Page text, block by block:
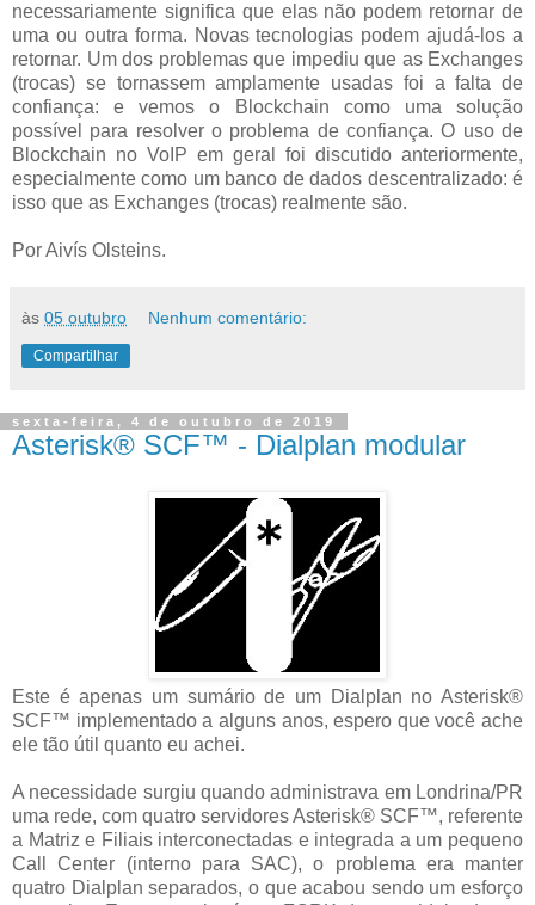
necessariamente significa que elas não podem retornar de
uma ou outra forma. Novas tecnologias podem ajudá-los a
retornar. Um dos problemas que impediu que as Exchanges
(trocas) se tornassem amplamente usadas foi a falta de
confiança: e vemos o Blockchain como uma solução
possível para resolver o problema de confiança. O uso de
Blockchain no VoIP em geral foi discutido anteriormente,
especialmente como um banco de dados descentralizado: é
isso que as Exchanges (trocas) realmente são.
Por Aivís Olsteins.
às 05 outubro Nenhum comentário:
Compartilhar
sexta-feira, 4 de outubro de 2019
Asterisk® SCF™ - Dialplan modular
Este é apenas um sumário de um Dialplan no Asterisk®
SCF™ implementado a alguns anos, espero que você ache
ele tão útil quanto eu achei.
A necessidade surgiu quando administrava em Londrina/PR
uma rede, com quatro servidores Asterisk® SCF™, referente
a Matriz e Filiais interconectadas e integrada a um pequeno
Call Center (interno para SAC), o problema era manter
quatro Dialplan separados, o que acabou sendo um esforço